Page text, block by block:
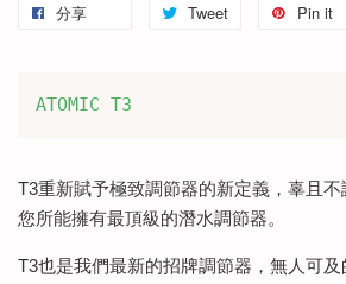
分享 Tweet Pin it
ATOMIC T3
T3重新賦予極致調節器的新定義，辜且
您所能擁有最頂級的潛水調節器。
T3也是我們最新的招牌調節器，無人可